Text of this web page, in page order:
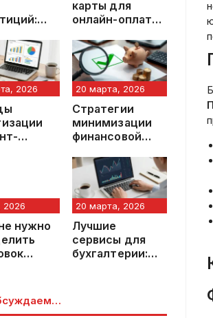
карты для
онлайн-оплаты
современные
решения и
особенности
использования
2026 20 марта, 2026
Стратегии
минимизации
финансовой
переплатить по
займу
2026
нужно
20 марта, 2026
Лучшие
сервисы для
бухгалтерии: